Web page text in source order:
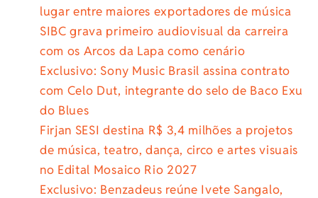
lugar entre maiores exportadores de música
SIBC grava primeiro audiovisual da carreira
com os Arcos da Lapa como cenário
Exclusivo: Sony Music Brasil assina contrato
com Celo Dut, integrante do selo de Baco Exu
do Blues
Firjan SESI destina R$ 3,4 milhões a projetos
de música, teatro, dança, circo e artes visuais
no Edital Mosaico Rio 2027
Exclusivo: Benzadeus reúne Ivete Sangalo,